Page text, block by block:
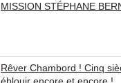
MISSION STÉPHANE
Rêver Chambord ! Cinq